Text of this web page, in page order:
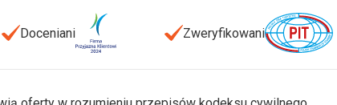
Doceniani Zweryfikowani